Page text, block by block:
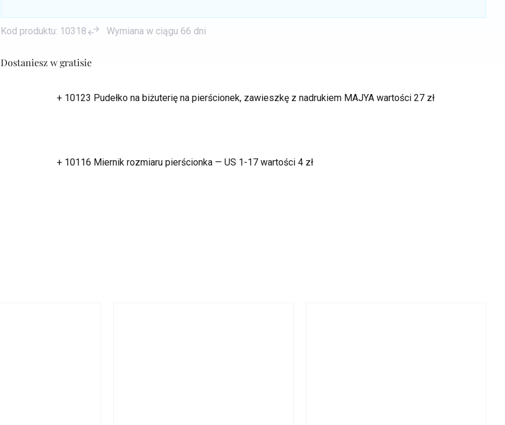
Dostaniesz w gratisie
+ 10123 Pudełko na biżuterię na pierścionek, zawieszkę z nadrukiem MAJYA wartości 27 zł
+ 10116 Miernik rozmiaru pierścionka — US 1-17 wartości 4 zł
jednostkowa:
Kod produktu: 10318 Wymiana w ciągu 66 dni